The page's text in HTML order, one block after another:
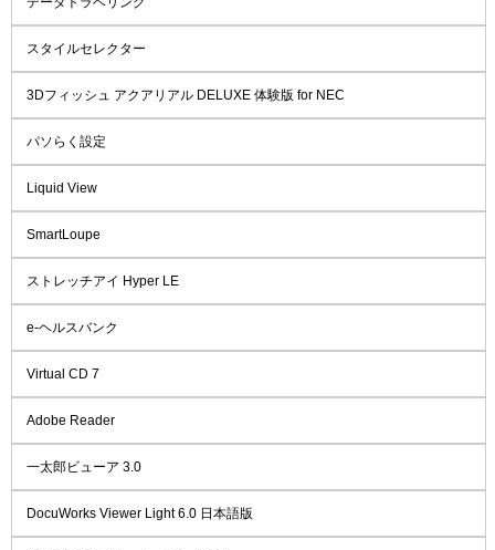
スタイルセレクター
3Dフィッシュ アクアリアル DELUXE 体験版 for NEC
パソらく設定
Liquid View
SmartLoupe
ストレッチアイ Hyper LE
e-ヘルスバンク
Virtual CD 7
Adobe Reader
一太郎ビューア 3.0
DocuWorks Viewer Light 6.0 日本語版